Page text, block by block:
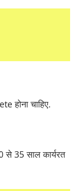
होना चाहिए.
35 साल कार्यरत